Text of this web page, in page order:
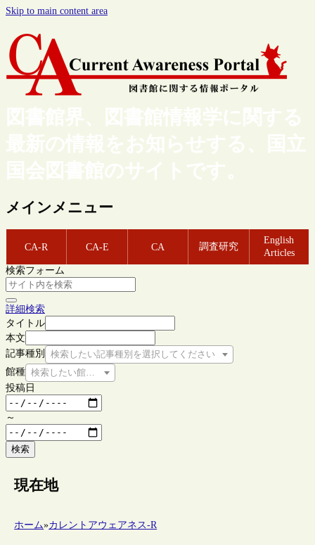
Skip to main content area
図書館界、図書館情報学に関する
最新の情報をお知らせする、国立
国会図書館のサイトです。
メインメニュー
CA-R CA-E CA 調査研究
English
Articles
検索フォーム
詳細検索
タイトル
本文
記事種別
検索したい記事種別を選択してください
館種 検索したい館種を選択してください
投稿日
～
検索
現在地
ホーム»カレントアウェアネス-R